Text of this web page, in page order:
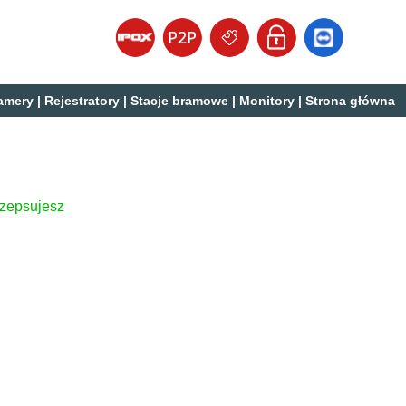
| Rejestratory | Stacje bramowe | Monitory | Strona główna